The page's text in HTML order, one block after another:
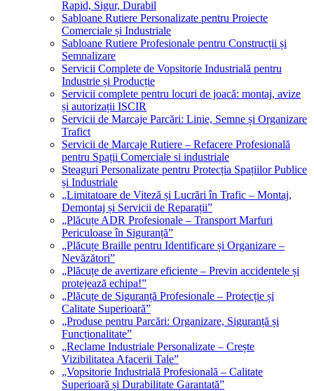
Rapid, Sigur, Durabil
Sabloane Rutiere Personalizate pentru Proiecte
Comerciale și Industriale
Sabloane Rutiere Profesionale pentru Construcții și
Semnalizare
Servicii Complete de Vopsitorie Industrială pentru
Industrie și Producție
Servicii complete pentru locuri de joacă: montaj, avize
și autorizații ISCIR
Servicii de Marcaje Parcări: Linie, Semne și Organizare
Trafict
Servicii de Marcaje Rutiere – Refacere Profesională
pentru Spații Comerciale si industriale
Steaguri Personalizate pentru Protecția Spațiilor Publice
și Industriale
„Limitatoare de Viteză și Lucrări în Trafic – Montaj,
Demontaj și Servicii de Reparații”
„Plăcuțe ADR Profesionale – Transport Marfuri
Periculoase în Siguranță”
„Plăcuțe Braille pentru Identificare și Organizare –
Nevăzători”
„Plăcuțe de avertizare eficiente – Previn accidentele și
protejează echipa!”
„Plăcuțe de Siguranță Profesionale – Protecție și
Calitate Superioară”
„Produse pentru Parcări: Organizare, Siguranță și
Funcționalitate”
„Reclame Industriale Personalizate – Crește
Vizibilitatea Afacerii Tale”
„Vopsitorie Industrială Profesională – Calitate
Superioară și Durabilitate Garantată”